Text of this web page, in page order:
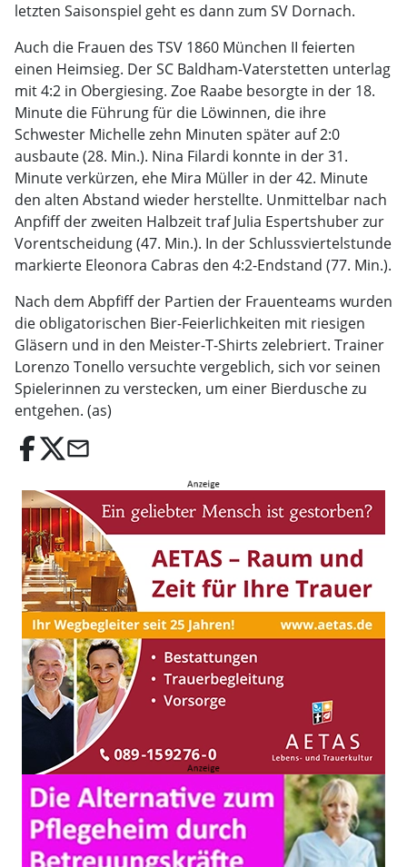
letzten Saisonspiel geht es dann zum SV Dornach.
Auch die Frauen des TSV 1860 München II feierten
einen Heimsieg. Der SC Baldham-Vaterstetten unterlag
mit 4:2 in Obergiesing. Zoe Raabe besorgte in der 18.
Minute die Führung für die Löwinnen, die ihre
Schwester Michelle zehn Minuten später auf 2:0
ausbaute (28. Min.). Nina Filardi konnte in der 31.
Minute verkürzen, ehe Mira Müller in der 42. Minute
den alten Abstand wieder herstellte. Unmittelbar nach
Anpfiff der zweiten Halbzeit traf Julia Espertshuber zur
Vorentscheidung (47. Min.). In der Schlussviertelstunde
markierte Eleonora Cabras den 4:2-Endstand (77. Min.).
Nach dem Abpfiff der Partien der Frauenteams wurden
die obligatorischen Bier-Feierlichkeiten mit riesigen
Gläsern und in den Meister-T-Shirts zelebriert. Trainer
Lorenzo Tonello versuchte vergeblich, sich vor seinen
Spielerinnen zu verstecken, um einer Bierdusche zu
entgehen. (as)
email